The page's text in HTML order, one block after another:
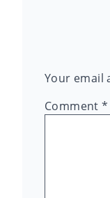
Your email
Comment*